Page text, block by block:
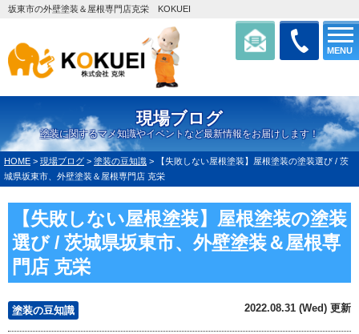
MENU
坂東市の外壁塗装＆屋根専門店克栄 KOKUEI
現場ブログ
塗装に関するマメ知識やイベントなど最新情報をお届けします！
HOME > 現場ブログ > 塗装の豆知識 >
【失敗しない屋根塗装】屋根塗装の塗装選び / 茨
城県坂東市、外壁塗装＆屋根専門店 克栄
【失敗しない屋根塗装】屋根塗装の塗装
選び / 茨城県坂東市、外壁塗装＆屋根専
門店 克栄
塗装の豆知識 2022.08.31 (Wed) 更新